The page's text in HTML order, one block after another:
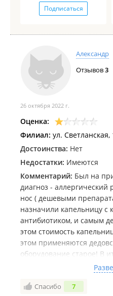
Подписаться
Александр
Отзывов3
26 октября 2022 г.
Оценка:
Филиал: ул. Светланская,
Достоинства: Нет
Недостатки: Имеются
Комментарий: Был на
диагноз -
нос ( дешевыми
назначили капельницу
антибиотиком, и самым
этом стоимость
этом применяются
оборудование старое! В
лечения" оставил
центре, однако
вывод,что здесь тупо
Спасибо 7